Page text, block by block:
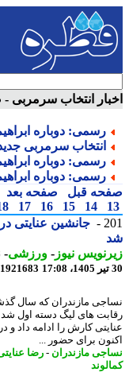
انتخاب سرمربی -
رسمی: دوباره ابراهیم
انتخاب سرمربی جدید
رسمی: دوباره ابراهیم
رسمی: دوباره ابراهیم
قبل صفحه بعد 1
14
15
16
17
18
جانشین عنایتی در
نیوز-ورزشی-
81921683
مازندران که سال گذشته با
های لیگ دسته اول شد و در
کارش را ادامه داد و در
برای حضور ...
مازندران- رضا عنایتی-